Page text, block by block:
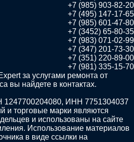
+7 (985) 903-82-20
+7 (495) 147-17-65
+7 (985) 601-47-80
+7 (3452) 65-80-35
+7 (983) 071-02-99
+7 (347) 201-73-30
+7 (351) 220-89-00
+7 (981) 335-15-70
за услугами ремонта от
вы найдете в контактах.
ИНН 7751304037
и торговые марки являются
и использованы на сайте
Использование материалов
в виде ссылки на